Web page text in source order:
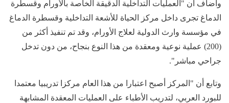
وأضاف أن "العمليات التداخلية الدقيقة الخاصة بالأورام وقسطرة
الدماغ تجرى داخل مركز الحياة للأشعة التداخلية وقسطرة الدماغ
في مؤسسة وارث الدولية لعلاج الأورام، وقد تم تنفيذ أكثر من
(200) عملية نوعية ومعقدة من هذا النوع بنجاح، من دون تدخل
جراحي مباشر".
وتابع أن "المركز أصبح اعتبارا من هذا العام مركزا تدريبيا معتمدا
للبورد العربي، لتدريب الأطباء على العمليات المعقدة المشابهة